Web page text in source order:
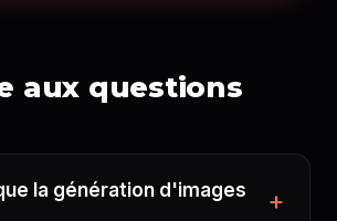
aux questions
la génération d'images